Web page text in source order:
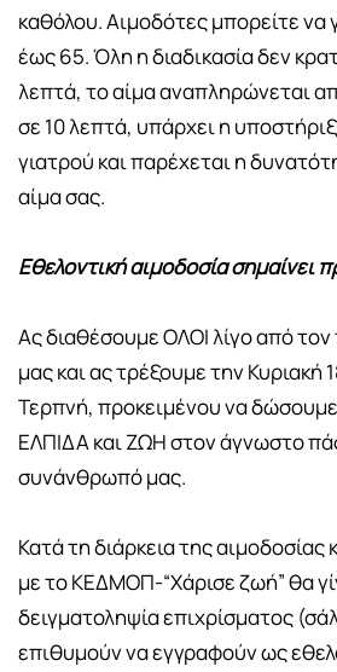
καθόλου. Αιμοδότες μπορείτε να
έως 65. Όλη η διαδικασία δεν
λεπτά, το αίμα αναπληρώνεται
σε 10 λεπτά, υπάρχει η
γιατρού και παρέχεται η
αίμα σας.
Εθελοντική αιμοδοσία σημαίνει
Ας διαθέσουμε ΟΛΟΙ λίγο από
μας και ας τρέξουμε την Κυριακή
Τερπνή, προκειμένου να
ΕΛΠΙΔΑ και ΖΩΗ στον άγνωστο
συνάνθρωπό μας.
Κατά τη διάρκεια της αιμοδοσίας
με το ΚΕΔΜΟΠ-“Χάρισε ζωή” θα
δειγματοληψία επιχρίσματος
επιθυμούν να εγγραφούν ως